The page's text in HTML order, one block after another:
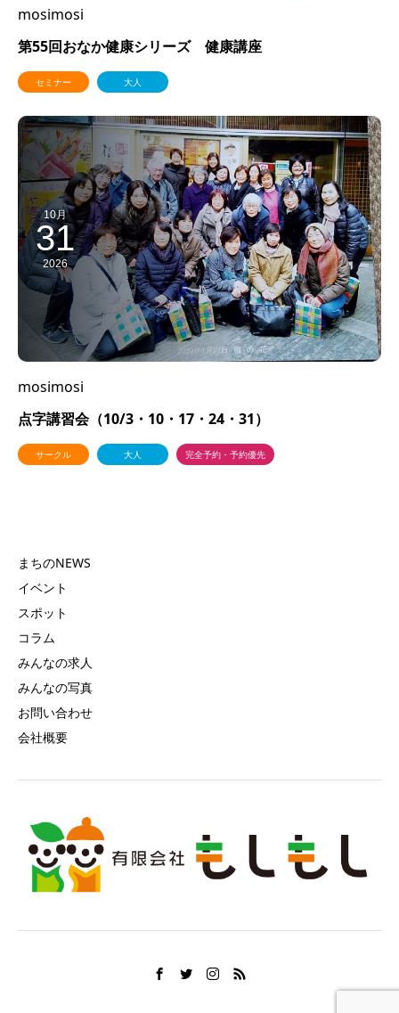
mosimosi
第55回おなか健康シリーズ 健康講座
セミナー 大人
10月
31
2026
mosimosi
点字講習会（10/3・10・17・24・31）
サークル 大人 完全予約・予約優先
まちのNEWS
イベント
スポット
コラム
みんなの求人
みんなの写真
お問い合わせ
会社概要